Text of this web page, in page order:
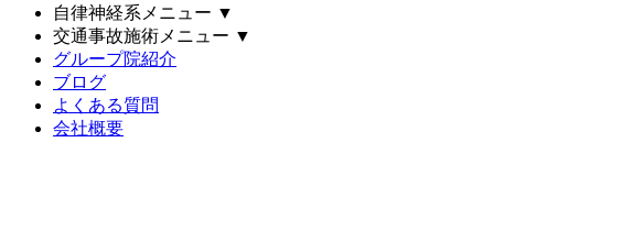
自律神経系メニュー ▼
交通事故施術メニュー ▼
グループ院紹介
ブログ
よくある質問
会社概要